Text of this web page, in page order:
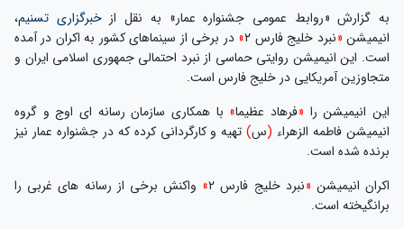
به گزارش «روابط عمومی جشنواره عمار» به نقل ازخبرگزاری تسنیم،
انیمیشن «نبرد خلیج فارس ۲ » در برخی از سینماهای کشور به اکران در آمده
است. این انیمیشن روایتی حماسی از نبرد احتمالی جمهوری اسلامی ایران و
متجاوزین آمریکایی در خلیج فارس است.
این انیمیشن را «فرهاد عظیما» با همکاری سازمان رسانه ای اوج و گروه
انیمیشن فاطمه الزهراء (س)تهیه‌ و کارگردانی کرده که در جشنواره عمار نیز
برنده شده است.
اکران انیمیشن «نبرد خلیج فارس ۲ » واکنش برخی از رسانه های غربی را
برانگیخته است.